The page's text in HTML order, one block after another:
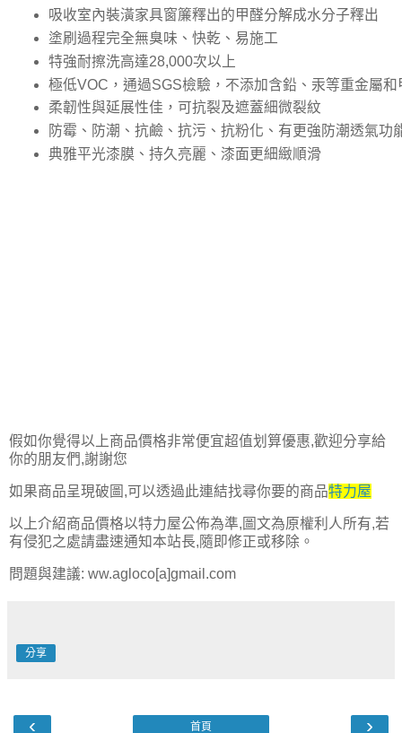
吸收室內裝潢家具窗簾釋出的甲醛分解成水分子釋出
塗刷過程完全無臭味、快乾、易施工
特強耐擦洗高達28,000次以上
極低VOC，通過SGS檢驗，不添加含鉛、汞等重金屬和
柔韌性與延展性佳，可抗裂及遮蓋細微裂紋
防霉、防潮、抗鹼、抗污、抗粉化、有更強防潮透氣功
典雅平光漆膜、持久亮麗、漆面更細緻順滑
假如你覺得以上商品價格非常便宜超值划算優惠,歡迎分享給
你的朋友們,謝謝您
如果商品呈現破圖,可以透過此連結找尋你要的商品特力屋
以上介紹商品價格以特力屋公佈為準,圖文為原權利人所有,若
有侵犯之處請盡速通知本站長,隨即修正或移除。
問題與建議: ww.agloco[a]gmail.com
分享
‹ ›
首頁